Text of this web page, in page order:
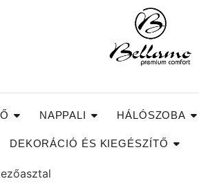
NAPPALI HÁLÓSZOBA
DEKORÁCIÓ ÉS KIEGÉSZÍTŐ